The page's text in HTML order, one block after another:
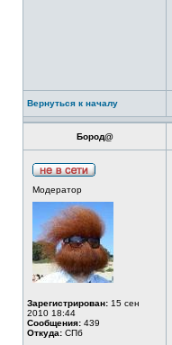
Вернуться к началу
Бород@
Модератор
Зарегистрирован: 15 сен
2010 18:44
Сообщения: 439
Откуда: СПб